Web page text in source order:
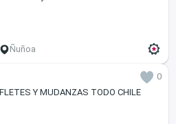
Ñuñoa
0
FLETES Y MUDANZAS TODO CHILE